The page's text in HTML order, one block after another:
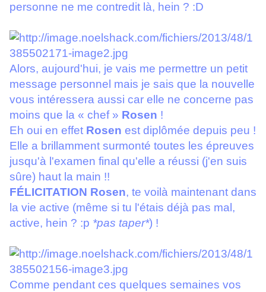
personne ne me contredit là, hein ? :D
Alors, aujourd'hui, je vais me permettre un petit
message personnel mais je sais que la nouvelle
vous intéressera aussi car elle ne concerne pas
moins que la « chef » Rosen !
Eh oui en effet Rosen est diplômée depuis peu !
Elle a brillamment surmonté toutes les épreuves
jusqu'à l'examen final qu'elle a réussi (j'en suis
sûre) haut la main !!
FÉLICITATION Rosen, te voilà maintenant dans
la vie active (même si tu l'étais déjà pas mal,
active, hein ? :p *pas taper*) !
Comme pendant ces quelques semaines vos